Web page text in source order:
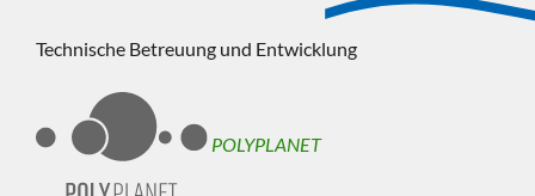
Technische Betreuung und Entwicklung
POLYPLANET